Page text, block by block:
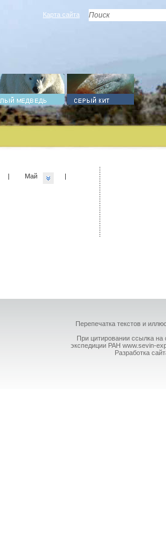
Карта сайта
Май |
|
Перепечатка текстов и
При цитировании ссылка
экспедиции РАН www.sevin-
Разработка